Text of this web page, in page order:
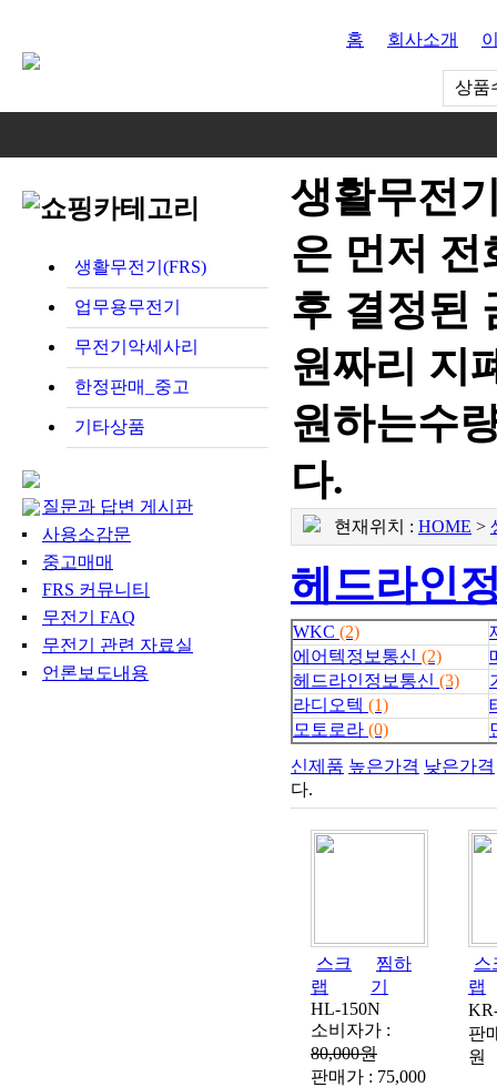
홈 회사소개
상품
생활무전기(FRS)
업무용무전기
무전기악세사리
한정판매_중고
기타상품
질문과 답변 게시판
사용소감문
중고매매
FRS 커뮤니티
무전기 FAQ
무전기 관련 자료실
언론보도내용
생활무전
은 먼저 전
후 결정된
원짜리 지
원하는수
다.
현재위치 : HOME >
헤드라인
WKC (2)
에어텍정보통신 (2)
헤드라인정보통신 (3)
라디오텍 (1)
모토로라 (0)
신제품 높은가격 낮은가격
다.
스크
랩
찜하
기
HL-150N
소비자가 :
80,000원
판매가 : 75,000
스
랩
판
원